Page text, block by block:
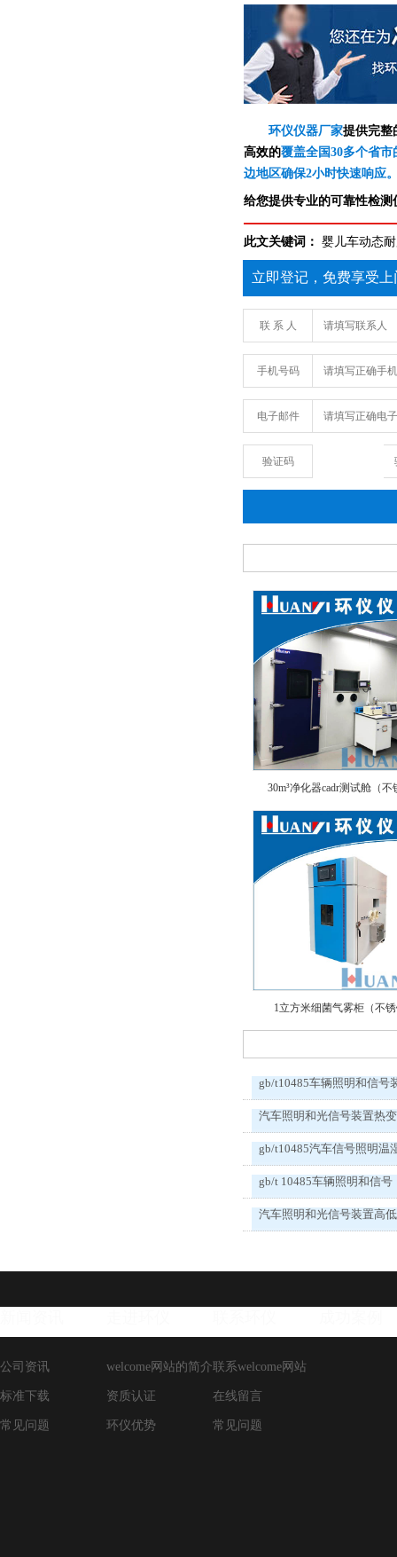
环仪仪器厂家提供完整
高效的覆盖全国30多个省
边地区确保2小时快速响应
给您提供专业的可靠性检测
此文关键词： 婴儿车动态
立即登记，免费享受
联 系 人
手机号码
电子邮件
验证码
30m³净化器cadr测试舱（不
1立方米细菌气雾柜（不
gb/t10485车辆照明和信号
汽车照明和光信号装置热
gb/t10485汽车信号照明温
gb/t 10485车辆照明和信号
汽车照明和光信号装置高
公司资讯
标准下载
常见问题
welcome网站的简介
资质认证
环仪优势
联系welcome网站
在线留言
常见问题